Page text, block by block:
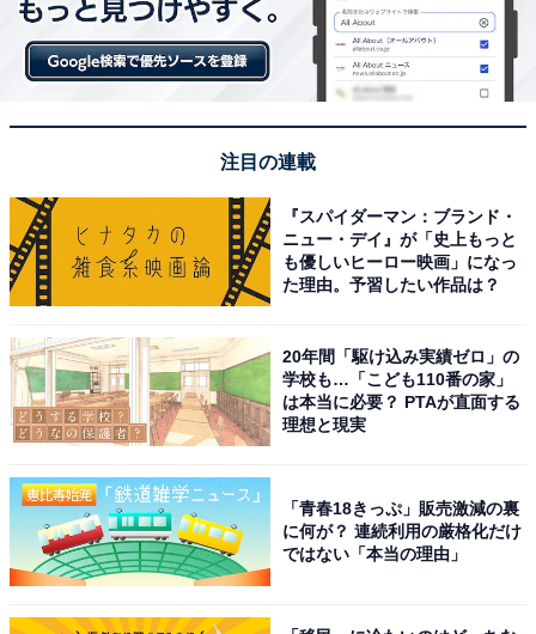
注目の連載
『スパイダーマン：ブランド・
ニュー・デイ』が「史上もっと
も優しいヒーロー映画」になっ
た理由。予習したい作品は？
20年間「駆け込み実績ゼロ」の
学校も…「こども110番の家」
は本当に必要？ PTAが直面する
理想と現実
「青春18きっぷ」販売激減の裏
に何が？ 連続利用の厳格化だけ
ではない「本当の理由」